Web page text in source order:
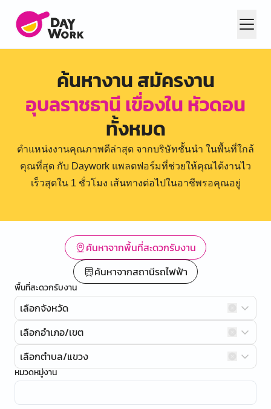
ค้นหางาน สมัครงาน
อุบลราชธานี เขื่องใน หัวดอน
ทั้งหมด
ตำแหน่งงานคุณภาพดีล่าสุด จากบริษัทชั้นนำ ในพื้นที่ใกล้
คุณที่สุด กับ Daywork แพลตฟอร์มที่ช่วยให้คุณได้งานไว
เร็วสุดใน 1 ชั่วโมง เส้นทางต่อไปในอาชีพรอคุณอยู่
ค้นหาจากพื้นที่สะดวกรับงาน
ค้นหาจากสถานีรถไฟฟ้า
พื้นที่สะดวกรับงาน
เลือกจังหวัด
เลือกอำเภอ/เขต
เลือกตำบล/แขวง
หมวดหมู่งาน